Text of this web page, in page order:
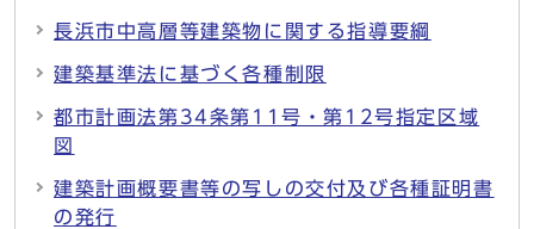
長浜市中高層等建築物に関する指導要綱
建築基準法に基づく各種制限
都市計画法第34条第11号・第12号指定区域
図
建築計画概要書等の写しの交付及び各種証明書
の発行